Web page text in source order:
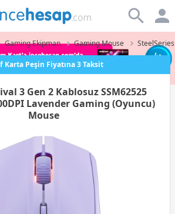
Gaming Ekipman Gaming Mouse
Karta Peşin Fiyatına 3 Taksit
3 Gen 2 Kablosuz SSM62525
Lavender Gaming (Oyuncu)
Mouse